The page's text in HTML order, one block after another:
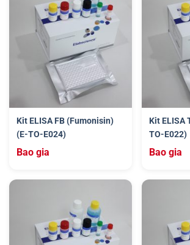
Kit ELISA FB (Fumonisin)
(E-TO-E024)
Bao gia
Kit ELISA
TO-E022)
Bao gia